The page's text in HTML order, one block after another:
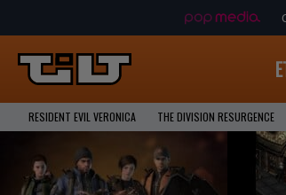
RESIDENT EVIL VERONICA THE DIVISION RESURGENCE